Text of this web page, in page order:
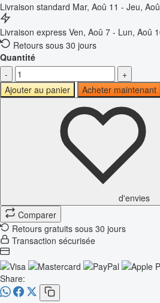
Livraison standard Mar, Aoû 11 - Jeu,
Livraison express Ven, Aoû 7 - Lun, Aoû
Retours sous 30 jours
Quantité
-
+
Ajouter au panier
Acheter maintenant
d'envies
Comparer
Retours gratuits sous 30 jours
Transaction sécurisée
Share: